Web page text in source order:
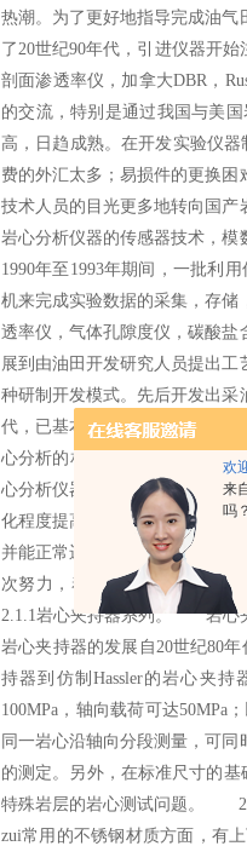
欢
来
吗？
热潮。为了更好地指导完成油
了20世纪90年代，引进仪器开
剖面渗透率仪，加拿大DBR，
的交流，特别是通过我国与美
高，日趋成熟。在开发实验仪
费的外汇太多；易损件的更换
技术人员的目光更多地转向国产
岩心分析仪器的传感器技术，
1990年至1993年期间，一批利
机来完成实验数据的采集，存
透率仪，气体孔隙度仪，碳酸
展到由油田开发研究人员提出
种研制开发模式。先后开发出
代，已基本实现油气田开发实
心分析的相对渗透率仪，隔板
心分析仪器技术现状。 自20世
化程度提高，大型化，多用途，
并能正常运转的，大部分进口
次努力，着手研制具有独立
2.1.1岩心夹持器系列。 岩心夹
岩心夹持器的发展自20世纪80
持器到仿制Hassler的岩心夹
100MPa，轴向载荷可达50MPa
同一岩心沿轴向分段测量，可
的测定。另外，在标准尺寸的基
特殊岩层的岩心测试问题。
zui常用的不锈钢材质方面，有